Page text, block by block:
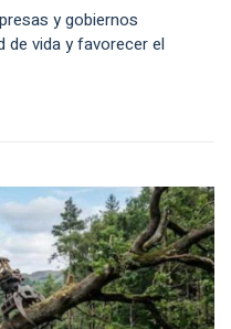
y gobiernos
de vida y favorecer el